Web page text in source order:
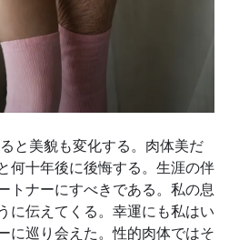
と美貌も変化する。肉体美だ
何十年後に後悔する。生涯の伴
トナーにすべきである。私の息
に伝えてくる。幸運にも私はい
に巡り会えた。性的肉体ではそ